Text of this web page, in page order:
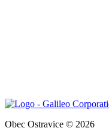
Obec Ostravice © 2026